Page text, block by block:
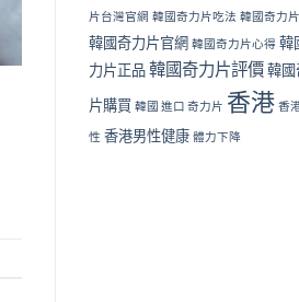
片台灣官網 韓國奇力片吃法 韓國奇力
韓國奇力片官網 韓國奇力片心得 韓
力片正品 韓國奇力片評價 韓國
片購買 韓國 進口 奇力片 香港 香
性 香港男性健康 體力下降